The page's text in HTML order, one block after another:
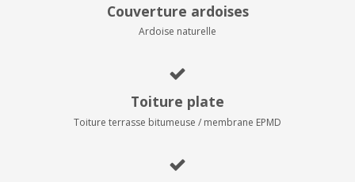
Couverture ardoises
Ardoise naturelle
Toiture plate
Toiture terrasse bitumeuse / membrane EPMD